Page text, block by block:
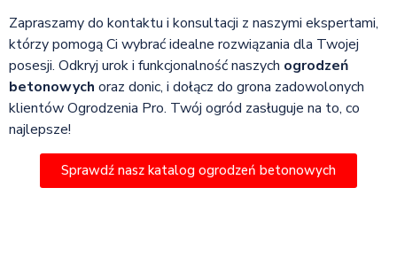
Zapraszamy do kontaktu i konsultacji z naszymi ekspertami,
którzy pomogą Ci wybrać idealne rozwiązania dla Twojej
posesji. Odkryj urok i funkcjonalność naszych ogrodzeń
betonowych oraz donic, i dołącz do grona zadowolonych
klientów Ogrodzenia Pro. Twój ogród zasługuje na to, co
najlepsze!
Sprawdź nasz katalog ogrodzeń betonowych